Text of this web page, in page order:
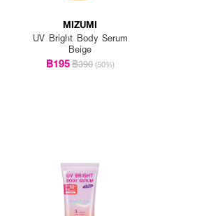
MIZUMI
UV Bright Body Serum
Beige
฿195฿390 (50%)